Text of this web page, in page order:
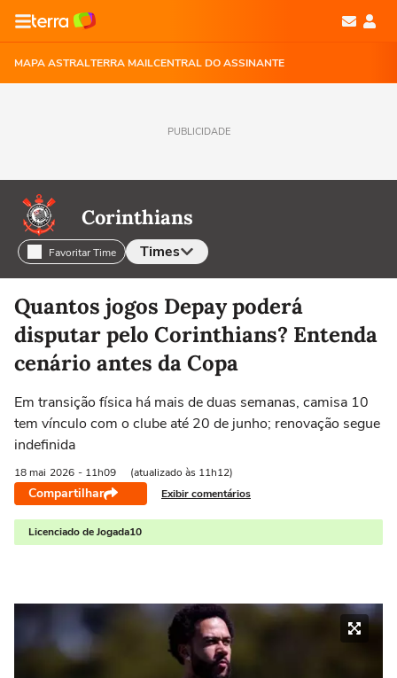
MAPA ASTRALTERRA MAILCENTRAL DO ASSINANTE
PUBLICIDADE
Corinthians
Favoritar Time Times
Selecione o time para ver as notícias
Quantos jogos Depay poderá
disputar pelo Corinthians? Entenda
cenário antes da Copa
Em transição física há mais de duas semanas, camisa 10
tem vínculo com o clube até 20 de junho; renovação segue
indefinida
18 mai 2026 - 11h09 (atualizado às 11h12)
Compartilhar Exibir comentários
Licenciado de Jogada10